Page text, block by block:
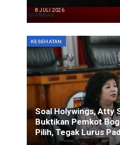
8 JULI 2026
KESEHATAN
Soal Holywings, Atty
Buktikan Pemkot
Pilih, Tegak Lurus